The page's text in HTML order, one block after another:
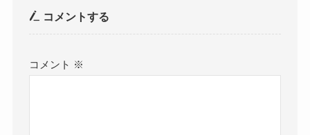
コメントする
コメント ※